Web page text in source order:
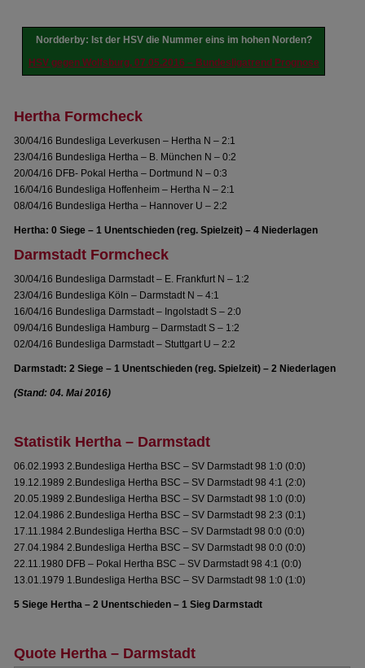
Nordderby: Ist der HSV die Nummer eins im hohen Norden?
HSV gegen Wolfsburg, 07.05.2016 – Bundesligatrend Prognose
Hertha Formcheck
30/04/16 Bundesliga Leverkusen – Hertha N – 2:1
23/04/16 Bundesliga Hertha – B. München N – 0:2
20/04/16 DFB- Pokal Hertha – Dortmund N – 0:3
16/04/16 Bundesliga Hoffenheim – Hertha N – 2:1
08/04/16 Bundesliga Hertha – Hannover U – 2:2
Hertha: 0 Siege – 1 Unentschieden (reg. Spielzeit) – 4 Niederlagen
Darmstadt Formcheck
30/04/16 Bundesliga Darmstadt – E. Frankfurt N – 1:2
23/04/16 Bundesliga Köln – Darmstadt N – 4:1
16/04/16 Bundesliga Darmstadt – Ingolstadt S – 2:0
09/04/16 Bundesliga Hamburg – Darmstadt S – 1:2
02/04/16 Bundesliga Darmstadt – Stuttgart U – 2:2
Darmstadt: 2 Siege – 1 Unentschieden (reg. Spielzeit) – 2 Niederlagen
(Stand: 04. Mai 2016)
Statistik Hertha – Darmstadt
06.02.1993 2.Bundesliga Hertha BSC – SV Darmstadt 98 1:0 (0:0)
19.12.1989 2.Bundesliga Hertha BSC – SV Darmstadt 98 4:1 (2:0)
20.05.1989 2.Bundesliga Hertha BSC – SV Darmstadt 98 1:0 (0:0)
12.04.1986 2.Bundesliga Hertha BSC – SV Darmstadt 98 2:3 (0:1)
17.11.1984 2.Bundesliga Hertha BSC – SV Darmstadt 98 0:0 (0:0)
27.04.1984 2.Bundesliga Hertha BSC – SV Darmstadt 98 0:0 (0:0)
22.11.1980 DFB – Pokal Hertha BSC – SV Darmstadt 98 4:1 (0:0)
13.01.1979 1.Bundesliga Hertha BSC – SV Darmstadt 98 1:0 (1:0)
5 Siege Hertha – 2 Unentschieden – 1 Sieg Darmstadt
Quote Hertha – Darmstadt